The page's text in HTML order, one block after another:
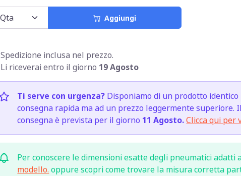
Aggiungi
Spedizione inclusa nel prezzo.
Li riceverai entro il giorno 19 Agosto
Ti serve con urgenza? Disponiamo di un prodotto
consegna rapida ma ad un prezzo leggermente superiore.
consegna è prevista per il giorno 11 Agosto.Clicca qui per
Per conoscere le dimensioni esatte degli pneumatici adatti
modello. oppure scopri come trovare la misura corretta